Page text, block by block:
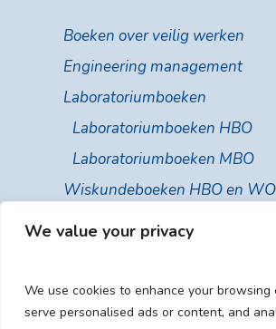
We value your privacy
We use cookies to enhance your browsing
serve personalised ads or content, and
Boeken over veilig werken
Engineering management
Laboratoriumboeken
Laboratoriumboeken HBO
Laboratoriumboeken MBO
Wiskundeboeken HBO en WO